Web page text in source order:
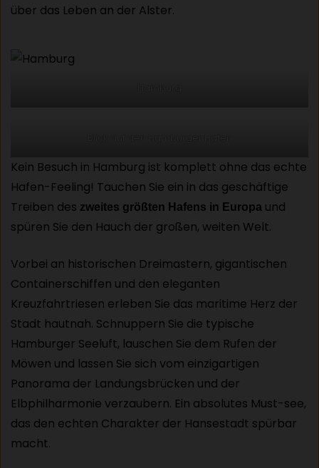
über das Leben an der Alster.
Kein Besuch in Hamburg ist komplett ohne das echte
Hafen-Feeling! Tauchen Sie ein in das geschäftige
Treiben des zweites größten Hafens in Europa und
spüren Sie den Hauch der großen, weiten Welt.
Vorbei an historischen Dreimastern, gigantischen
Containerschiffen und den eleganten
Kreuzfahrtriesen erleben Sie das maritime Herz der
Stadt hautnah. Schnuppern Sie die typische
Hamburger Seeluft, lauschen Sie dem Rufen der
Möwen und lassen Sie sich vom einzigartigen
Panorama der Landungsbrücken und der
Elbphilharmonie verzaubern. Ein absolutes Must-see,
das den echten Charakter der Hansestadt spürbar
macht.